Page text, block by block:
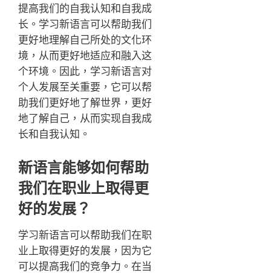
提高我们的自我认知和自我成
长。学习新语言可以帮助我们
更好地理解自己所处的文化环
境，从而更好地适应和融入这
个环境。因此，学习新语言对
个人发展至关重要，它可以帮
助我们更好地了解世界，更好
地了解自己，从而实现自我成
长和自我认知。
新语言能够如何帮助
我们在职业上取得更
好的发展？
学习新语言可以帮助我们在职
业上取得更好的发展，因为它
可以提高我们的竞争力。在当